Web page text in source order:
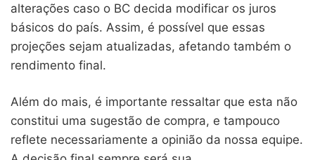
alterações caso o BC decida modificar os juros
básicos do país. Assim, é possível que essas
projeções sejam atualizadas, afetando também o
rendimento final.
Além do mais, é importante ressaltar que esta não
constitui uma sugestão de compra, e tampouco
reflete necessariamente a opinião da nossa equipe.